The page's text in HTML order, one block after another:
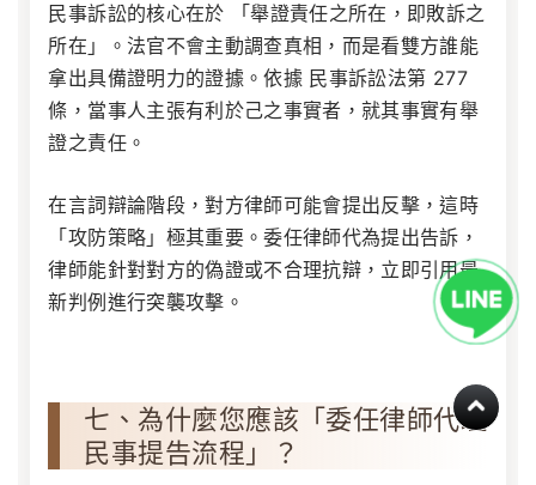
民事訴訟的核心在於 「舉證責任之所在，即敗訴之
所在」。法官不會主動調查真相，而是看雙方誰能
拿出具備證明力的證據。依據 民事訴訟法第 277
條 ，當事人主張有利於己之事實者，就其事實有舉
證之責任。
在言詞辯論階段，對方律師可能會提出反擊，這時
「攻防策略」極其重要。委任律師代為提出告訴，
律師能針對對方的偽證或不合理抗辯，立即引用最
新判例進行突襲攻擊。
七、為什麼您應該「委任律師代理
民事提告流程」？